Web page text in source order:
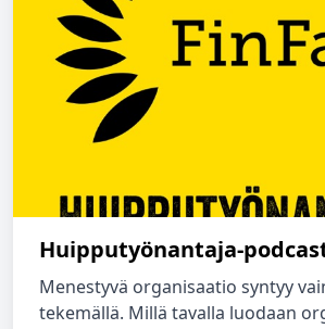
Huipputyönantaja-
Menestyvä organisaatio syntyy
tekemällä. Millä tavalla luodaan